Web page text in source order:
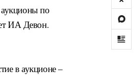
по
ИА Девон.
в аукционе –